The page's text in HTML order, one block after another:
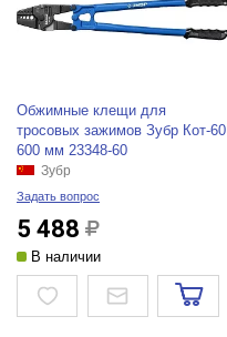
Обжимные клещи для
тросовых зажимов Зубр Кот-60
600 мм 23348-60
Зубр
Задать вопрос
5 488
В наличии